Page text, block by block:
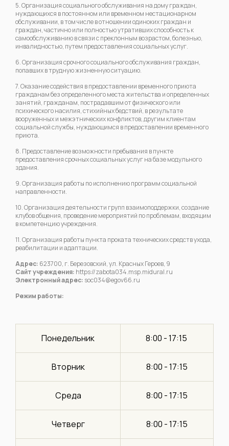
5. Организация социального обслуживания на дому граждан,
нуждающихся в постоянном или временном нестационарном
обслуживании, в том числе в отношении одиноких граждан и
граждан, частично или полностью утративших способность к
самообслуживанию в связи с преклонным возрастом, болезнью,
инвалидностью, путем предоставления социальных услуг.
6. Организация срочного социального обслуживания граждан,
попавших в трудную жизненную ситуацию.
7. Оказание содействия в предоставлении временного приюта
гражданам без определенного места жительства и определенных
занятий, гражданам, пострадавшим от физического или
психического насилия, стихийных бедствий, в результате
вооруженных и межэтнических конфликтов, другим клиентам
социальной службы, нуждающимся в предоставлении временного
приюта.
8. Предоставление возможности пребывания в пункте
предоставления срочных социальных услуг на базе модульного
здания.
9. Организация работы по исполнению программ социальной
направленности.
10. Организация деятельности групп взаимоподдержки, создание
клубов общения, проведение мероприятий по проблемам, входящим
в компетенцию учреждения.
11. Организация работы пункта проката технических средств ухода,
реабилитации и адаптации.
Адрес: 623700, г. Березовский, ул. Красных Героев, 9
Сайт учреждения: https://zabota034.msp.midural.ru
Электронный адрес: soc034@egov66.ru
Режим работы:
Понедельник 8:00 - 17:15
Вторник 8:00 - 17:15
Среда 8:00 - 17:15
Четверг 8:00 - 17:15